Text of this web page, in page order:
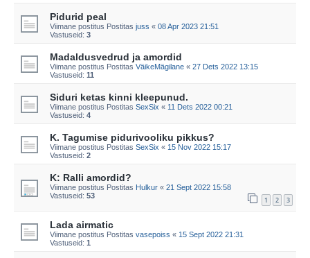
Pidurid peal
Viimane postitus Postitas juss « 08 Apr 2023 21:51
Vastuseid: 3
Madaldusvedrud ja amordid
Viimane postitus Postitas VäikeMägilane « 27 Dets 2022 13:15
Vastuseid: 11
Siduri ketas kinni kleepunud.
Viimane postitus Postitas SexSix « 11 Dets 2022 00:21
Vastuseid: 4
K. Tagumise pidurivooliku pikkus?
Viimane postitus Postitas SexSix « 15 Nov 2022 15:17
Vastuseid: 2
K: Ralli amordid?
Viimane postitus Postitas Hulkur « 21 Sept 2022 15:58
Vastuseid: 53 1 2 3
Lada airmatic
Viimane postitus Postitas vasepoiss « 15 Sept 2022 21:31
Vastuseid: 1